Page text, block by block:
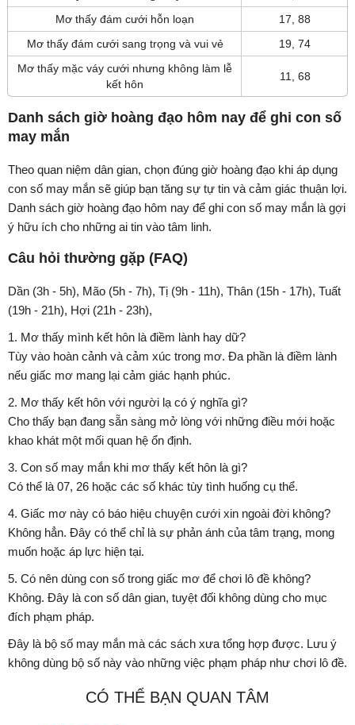
Mơ thấy đám cưới hỗn loạn
17, 88
Mơ thấy đám cưới sang trọng và vui vẻ
19, 74
Mơ thấy mặc váy cưới nhưng không làm lễ
kết hôn
11, 68
Danh sách giờ hoàng đạo hôm nay để ghi con số
may mắn
Theo quan niệm dân gian, chọn đúng giờ hoàng đạo khi áp dụng
con số may mắn sẽ giúp bạn tăng sự tự tin và cảm giác thuận lợi.
Danh sách giờ hoàng đạo hôm nay để ghi con số may mắn là gợi
ý hữu ích cho những ai tin vào tâm linh.
Câu hỏi thường gặp (FAQ)
Dần (3h - 5h), Mão (5h - 7h), Tị (9h - 11h), Thân (15h - 17h), Tuất
(19h - 21h), Hợi (21h - 23h),
1. Mơ thấy mình kết hôn là điềm lành hay dữ?
Tùy vào hoàn cảnh và cảm xúc trong mơ. Đa phần là điềm lành
nếu giấc mơ mang lại cảm giác hạnh phúc.
2. Mơ thấy kết hôn với người lạ có ý nghĩa gì?
Cho thấy bạn đang sẵn sàng mở lòng với những điều mới hoặc
khao khát một mối quan hệ ổn định.
3. Con số may mắn khi mơ thấy kết hôn là gì?
Có thể là 07, 26 hoặc các số khác tùy tình huống cụ thể.
4. Giấc mơ này có báo hiệu chuyện cưới xin ngoài đời không?
Không hẳn. Đây có thể chỉ là sự phản ánh của tâm trạng, mong
muốn hoặc áp lực hiện tại.
5. Có nên dùng con số trong giấc mơ để chơi lô đề không?
Không. Đây là con số dân gian, tuyệt đối không dùng cho mục
đích phạm pháp.
Đây là bộ số may mắn mà các sách xưa tổng hợp được. Lưu ý
không dùng bộ số này vào những việc phạm pháp như chơi lô đề.
CÓ THỂ BẠN QUAN TÂM